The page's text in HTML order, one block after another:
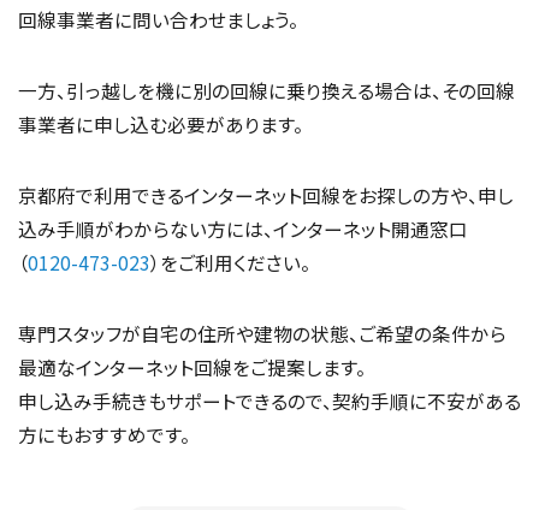
回線事業者に問い合わせましょう。
一方、引っ越しを機に別の回線に乗り換える場合は、その回線
事業者に申し込む必要があります。
京都府で利用できるインターネット回線をお探しの方や、申し
込み手順がわからない方には、インターネット開通窓口
（0120-473-023）をご利用ください。
専門スタッフが自宅の住所や建物の状態、ご希望の条件から
最適なインターネット回線をご提案します。
申し込み手続きもサポートできるので、契約手順に不安がある
方にもおすすめです。